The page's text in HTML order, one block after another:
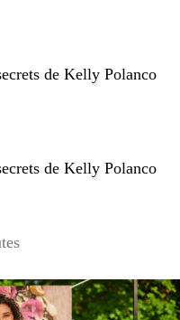
de Kelly Polanco
de Kelly Polanco